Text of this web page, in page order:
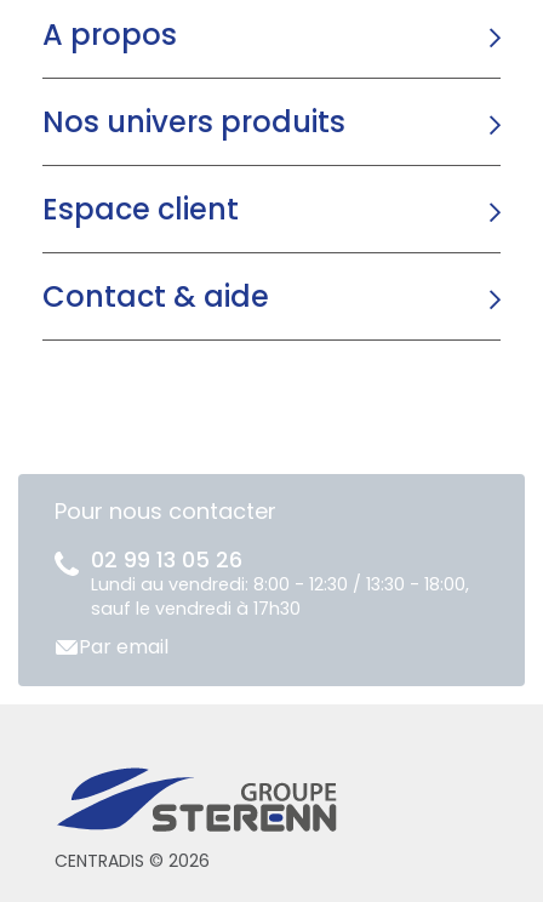
A propos
Nos univers produits
Espace client
Contact & aide
Pour nous contacter
02 99 13 05 26
Lundi au vendredi: 8:00 - 12:30 / 13:30 - 18:00,
sauf le vendredi à 17h30
Par email
CENTRADIS © 2026